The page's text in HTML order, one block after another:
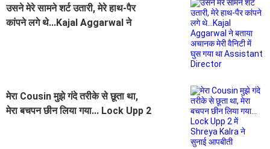
उसने मेरे सामने शर्ट उतारी, मेरे हाथ-पैर
कांपने लगे थे...Kajal Aggarwal ने
मेरा Cousin मुझे गंदे तरीके से छूता था,
मेरा बचपन छीन लिया गया... Lock Upp 2